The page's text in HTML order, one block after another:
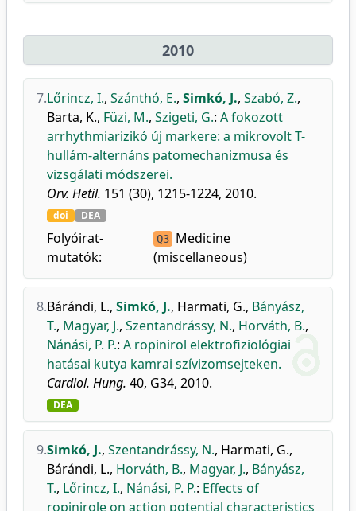
2010
7.Lőrincz, I., Szánthó, E., Simkó, J., Szabó, Z.,
Barta, K., Füzi, M., Szigeti, G.: A fokozott
arrhythmiarizikó új markere: a mikrovolt T-
hullám-alternáns patomechanizmusa és
vizsgálati módszerei.
Orv. Hetil. 151 (30), 1215-1224, 2010.
doi DEA
Folyóirat-
mutatók:
Q3 Medicine
(miscellaneous)
8.Bárándi, L., Simkó, J., Harmati, G., Bányász,
T., Magyar, J., Szentandrássy, N., Horváth, B.,
Nánási, P. P.: A ropinirol elektrofiziológiai
hatásai kutya kamrai szívizomsejteken.
Cardiol. Hung. 40, G34, 2010.
DEA
9.Simkó, J., Szentandrássy, N., Harmati, G.,
Bárándi, L., Horváth, B., Magyar, J., Bányász,
T., Lőrincz, I., Nánási, P. P.: Effects of
ropinirole on action potential characteristics